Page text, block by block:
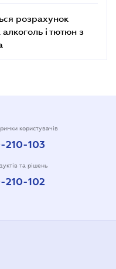
розрахунок
і тютюн з
користувачів
103
та рішень
102